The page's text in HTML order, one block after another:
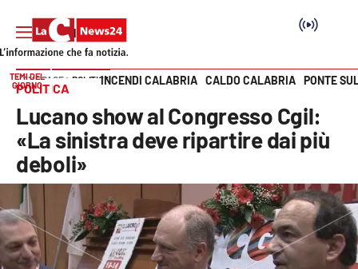
SEZIONI
Cronaca
Politica
Attualità
Vai
TEMI DEL
GIORNO
INCENDI CALABRIA CALDO CALABRIA PONTE
HOME PAGE POLITICA
POLITICA
Lucano show al Congresso Cgil:
«La sinistra deve ripartire dai più
deboli»